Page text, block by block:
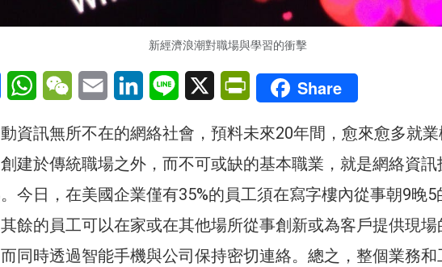
新經濟浪潮對職場與學習的衝擊
FacebookWhatsAppWeChatEmail LinkedInLine X PrintFriendly
Share
資訊無所不在的網絡社會，預料未來20年間，愈來愈多就業
建於傳統職場之外，而不可或缺的基本職業，就是網絡資訊
今日，在美國企業僅有35%的員工須在寫字樓內從事朝9晚5
餘的員工可以在家或在其他場所從事創新或為客戶提供現場
同時透過智能手機與公司保持密切連絡。總之，整個業務和